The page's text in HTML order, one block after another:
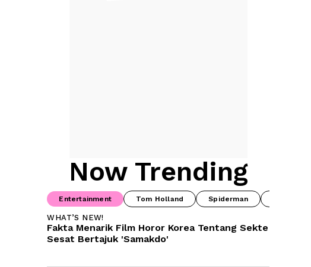
Now Trending
Entertainment Tom Holland Spiderman
WHAT’S NEW!
Fakta Menarik Film Horor Korea Tentang Sekte
Sesat Bertajuk 'Samakdo'